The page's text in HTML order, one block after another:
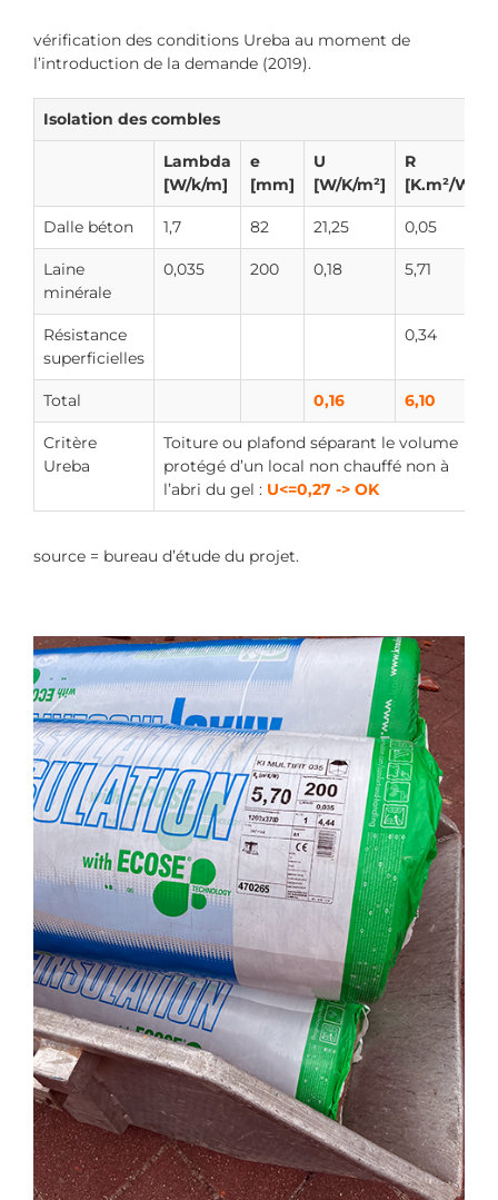
vérification des conditions Ureba au moment de
l’introduction de la demande (2019).
Isolation des combles
Lambda
[W/k/m]
e
[mm]
U
[W/K/m²]
R
[K.m²/W]
Dalle béton 1,7 82 21,25 0,05
Laine
minérale
0,035 200 0,18 5,71
Résistance
superficielles
0,34
Total 0,16 6,10
Critère
Ureba
Toiture ou plafond séparant le volume
protégé d’un local non chauffé non à
l’abri du gel : U<=0,27 -> OK
source = bureau d’étude du projet.